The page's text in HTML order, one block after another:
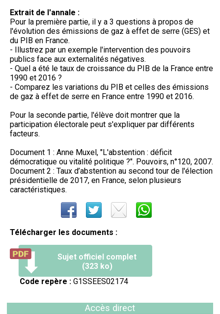
Extrait de l'annale :
Pour la première partie, il y a 3 questions à propos de
l'évolution des émissions de gaz à effet de serre (GES) et
du PIB en France.
- Illustrez par un exemple l'intervention des pouvoirs
publics face aux externalités négatives.
- Quel a été le taux de croissance du PIB de la France entre
1990 et 2016 ?
- Comparez les variations du PIB et celles des émissions
de gaz à effet de serre en France entre 1990 et 2016.
Pour la seconde partie, l'élève doit montrer que la
participation électorale peut s'expliquer par différents
facteurs.
Document 1 : Anne Muxel, "L'abstention : déficit
démocratique ou vitalité politique ?". Pouvoirs, n°120, 2007.
Document 2 : Taux d’abstention au second tour de l'élection
présidentielle de 2017, en France, selon plusieurs
caractéristiques.
Télécharger les documents :
Sujet officiel complet
(323 ko)
Code repère : G1SSEES02174
Accès direct